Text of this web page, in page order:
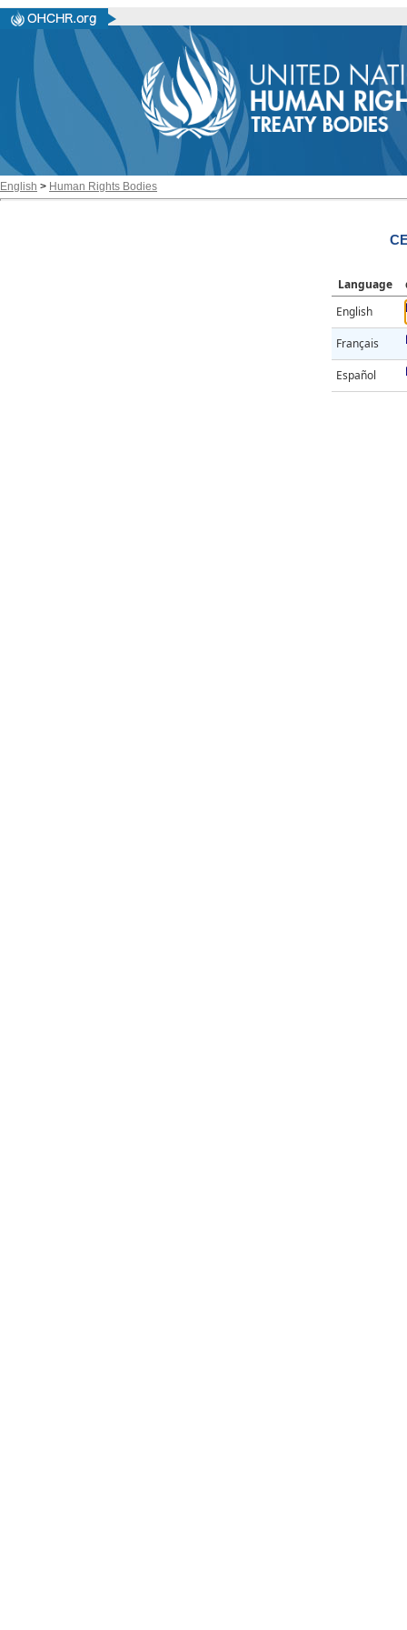
English > Human Rights Bodies
Language
English
Français
Español